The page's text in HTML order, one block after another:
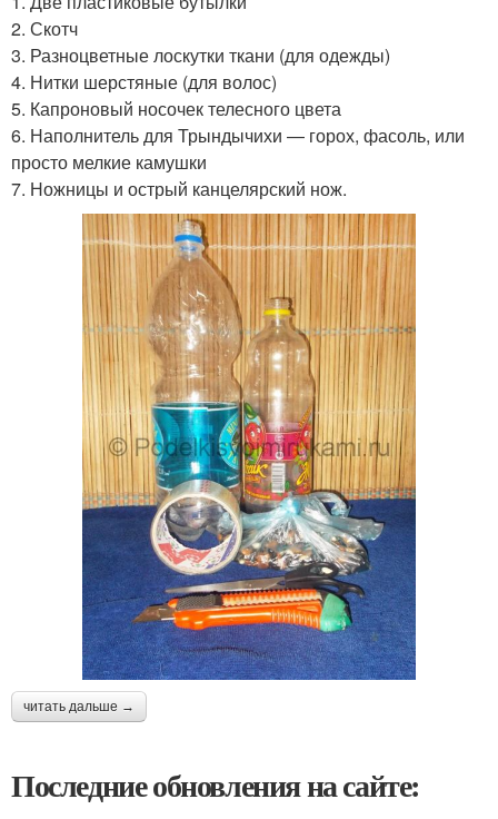
2. Скотч
3. Разноцветные лоскутки ткани (для одежды)
4. Нитки шерстяные (для волос)
5. Капроновый носочек телесного цвета
6. Наполнитель для Трындычихи — горох, фасоль, или
просто мелкие камушки
7. Ножницы и острый канцелярский нож.
читать дальше →
Последние обновления на сайте: